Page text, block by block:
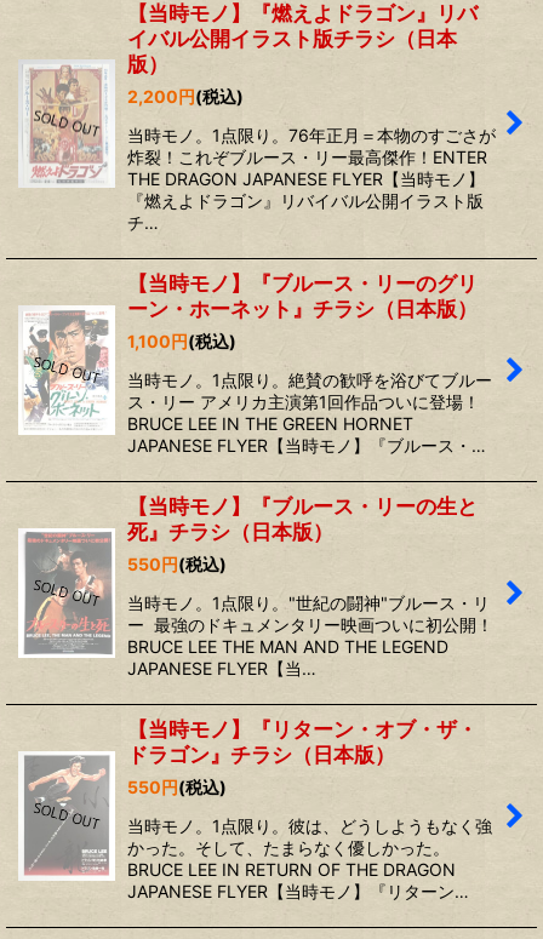
【当時モノ】『燃えよドラゴン』リバ
イバル公開イラスト版チラシ（日本
版）
2,200円(税込)
当時モノ。1点限り。76年正月＝本物のすごさが
炸裂！これぞブルース・リー最高傑作！ENTER
THE DRAGON JAPANESE FLYER【当時モノ】
『燃えよドラゴン』リバイバル公開イラスト版
チ…
【当時モノ】『ブルース・リーのグリ
ーン・ホーネット』チラシ（日本版）
1,100円(税込)
当時モノ。1点限り。絶賛の歓呼を浴びてブルー
ス・リー アメリカ主演第1回作品ついに登場！
BRUCE LEE IN THE GREEN HORNET
JAPANESE FLYER【当時モノ】『ブルース・…
【当時モノ】『ブルース・リーの生と
死』チラシ（日本版）
550円(税込)
当時モノ。1点限り。"世紀の闘神"ブルース・リ
ー 最強のドキュメンタリー映画ついに初公開！
BRUCE LEE THE MAN AND THE LEGEND
JAPANESE FLYER【当…
【当時モノ】『リターン・オブ・ザ・
ドラゴン』チラシ（日本版）
550円(税込)
当時モノ。1点限り。彼は、どうしようもなく強
かった。そして、たまらなく優しかった。
BRUCE LEE IN RETURN OF THE DRAGON
JAPANESE FLYER【当時モノ】『リターン…